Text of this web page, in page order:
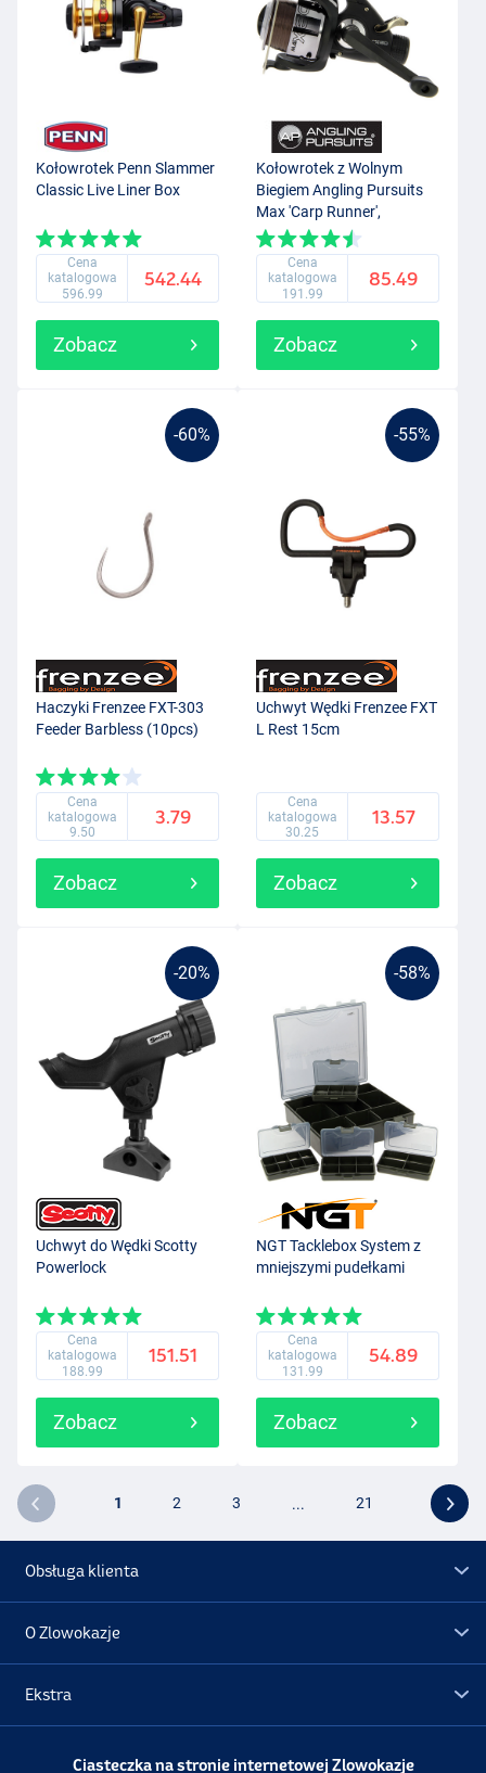
Kołowrotek Penn Slammer
Classic Live Liner Box
Cena
katalogowa
596.99
542.44
Zobacz
Kołowrotek z Wolnym
Biegiem Angling Pursuits
Max 'Carp Runner',
nawinięty 8lb żyłką
Cena
katalogowa
191.99
85.49
Zobacz
-60%
Haczyki Frenzee FXT-303
Feeder Barbless (10pcs)
Cena
katalogowa
9.50
3.79
Zobacz
-55%
Uchwyt Wędki Frenzee FXT
L Rest 15cm
Cena
katalogowa
30.25
13.57
Zobacz
-20%
Uchwyt do Wędki Scotty
Powerlock
Cena
katalogowa
188.99
151.51
Zobacz
-58%
NGT Tacklebox System z
mniejszymi pudełkami
Cena
katalogowa
131.99
54.89
Zobacz
1 2 3 ... 21
Obsługa klienta
O Zlowokazje
Ekstra
PromocjeCiasteczka na stronie internetowej Zlowokazje